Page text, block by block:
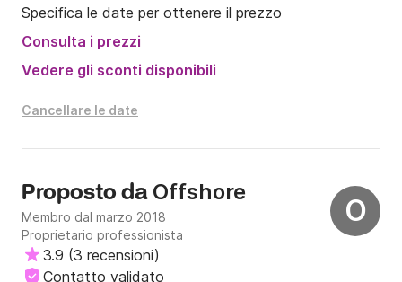
Specifica le date per ottenere il prezzo
Consulta i prezzi
Vedere gli sconti disponibili
Cancellare le date
O
Proposto da Offshore
Membro dal marzo 2018
Proprietario professionista
3.9 (3 recensioni)
Contatto validato